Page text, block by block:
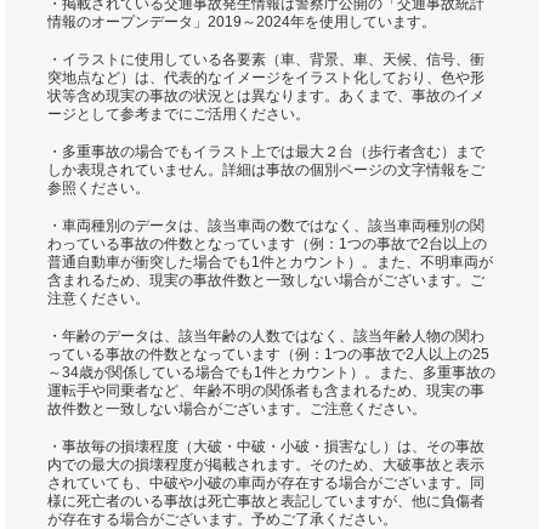
・掲載されている交通事故発生情報は警察庁公開の「交通事故統計
情報のオープンデータ」2019～2024年を使用しています。
・イラストに使用している各要素（車、背景、車、天候、信号、衝
突地点など）は、代表的なイメージをイラスト化しており、色や形
状等含め現実の事故の状況とは異なります。あくまで、事故のイメ
ージとして参考までにご活用ください。
・多重事故の場合でもイラスト上では最大２台（歩行者含む）まで
しか表現されていません。詳細は事故の個別ページの文字情報をご
参照ください。
・車両種別のデータは、該当車両の数ではなく、該当車両種別の関
わっている事故の件数となっています（例：1つの事故で2台以上の
普通自動車が衝突した場合でも1件とカウント）。また、不明車両が
含まれるため、現実の事故件数と一致しない場合がございます。ご
注意ください。
・年齢のデータは、該当年齢の人数ではなく、該当年齢人物の関わ
っている事故の件数となっています（例：1つの事故で2人以上の25
～34歳が関係している場合でも1件とカウント）。また、多重事故の
運転手や同乗者など、年齢不明の関係者も含まれるため、現実の事
故件数と一致しない場合がございます。ご注意ください。
・事故毎の損壊程度（大破・中破・小破・損害なし）は、その事故
内での最大の損壊程度が掲載されます。そのため、大破事故と表示
されていても、中破や小破の車両が存在する場合がございます。同
様に死亡者のいる事故は死亡事故と表記していますが、他に負傷者
が存在する場合がございます。予めご了承ください。